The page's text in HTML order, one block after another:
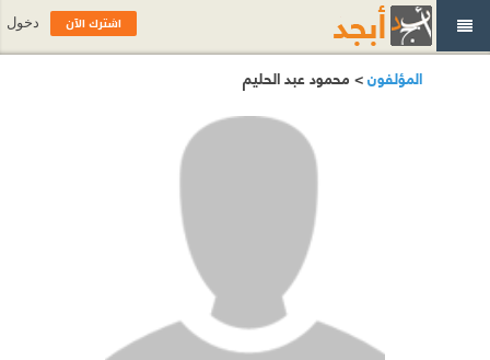
المؤلفون> محمود عبد الحليم
اشترك الآن دخول